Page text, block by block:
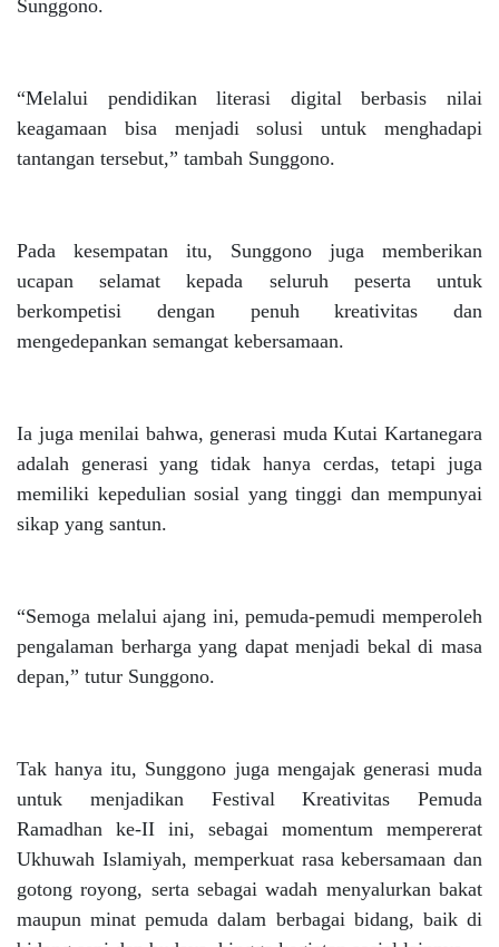
Sunggono.
“Melalui pendidikan literasi digital berbasis nilai
keagamaan bisa menjadi solusi untuk menghadapi
tantangan tersebut,” tambah Sunggono.
Pada kesempatan itu, Sunggono juga memberikan
ucapan selamat kepada seluruh peserta untuk
berkompetisi dengan penuh kreativitas dan
mengedepankan semangat kebersamaan.
Ia juga menilai bahwa, generasi muda Kutai Kartanegara
adalah generasi yang tidak hanya cerdas, tetapi juga
memiliki kepedulian sosial yang tinggi dan mempunyai
sikap yang santun.
“Semoga melalui ajang ini, pemuda-pemudi memperoleh
pengalaman berharga yang dapat menjadi bekal di masa
depan,” tutur Sunggono.
Tak hanya itu, Sunggono juga mengajak generasi muda
untuk menjadikan Festival Kreativitas Pemuda
Ramadhan ke-II ini, sebagai momentum mempererat
Ukhuwah Islamiyah, memperkuat rasa kebersamaan dan
gotong royong, serta sebagai wadah menyalurkan bakat
maupun minat pemuda dalam berbagai bidang, baik di